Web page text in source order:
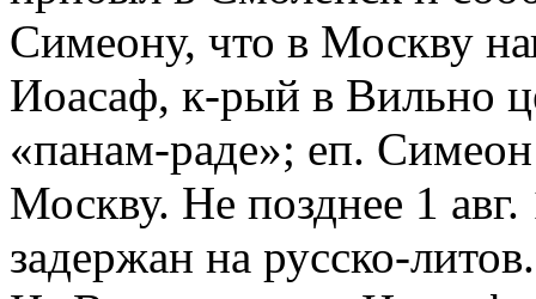
Симеону, что в Москву
Иоасаф, к-рый в Вильно
«панам-раде»; еп.
Москву. Не позднее 1
задержан на русско-